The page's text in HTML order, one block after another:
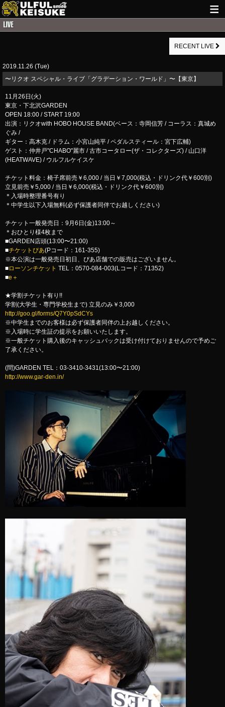
GUITAR WORKS
MAIL
RECENT LIVE
2019.11.26 (Tue)
​〜リクオ スペシャル・ライブ「グラデーション・ワールド」〜【東京】
11月26日(火)
東京・下北沢GARDEN
OPEN 18:00 / START 19:00
出演：リクオwith HOBO HOUSE BAND(ベース：寺岡信芳 / コーラス：真城め
ぐみ /
ギター：高木克 / ドラム：小宮山純平 / ペダルスティール：宮下広輔)
ゲスト：仲井戸"CHABO"麗市 / 古市コータロー(ザ・コレクターズ) / 山口洋
(HEATWAVE) / ウルフルケイスケ
チケット料金：椅子席前売￥6,000 / 当日￥7,000(税込・ドリンク代￥600別)
立見前売￥5,000 / 当日￥6,000(税込・ドリンク代￥600別)
＊入場時整理番号有り
＊中学生以下入場無料(必ず保護者同伴でお越しください)
チケット一般発売日：9月6日(金)13:00～
＊おひとり様4枚まで
■GARDEN店頭(13:00〜21:00)
■チケットぴあ(Pコード：161-355)
※本公演は一般発売日初日、ぴあ店舗での販売はございません。
■ローソンチケット TEL：0570-084-003(Lコード：71352)
■e＋
★学割チケット有り!!
学割(大学生・専門学校生まで) 立見のみ￥3,000
http://goo.gl/forms/Q7Y0pSdCYs
※中学生までのお客様は必ず保護者同伴の上お越しください。
※入場時に学生証の提示をお願いいたします。
※一般チケット購入後のキャッシュバックは受け付けておりませんので予めご
了承ください。
(問)GARDEN TEL：03-3410-3431(13:00〜21:00)
http://www.gar-den.in/